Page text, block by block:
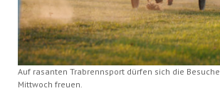
Auf rasanten Trabrennsport dürfen sich die
Mittwoch freuen.